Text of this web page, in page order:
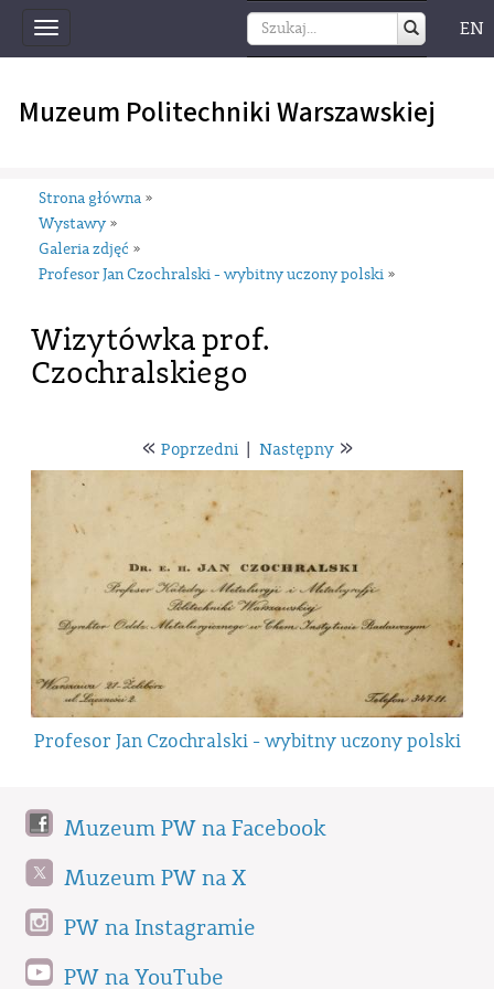
Toggle
navigation
EN
Muzeum Politechniki Warszawskiej
Strona główna »
Wystawy »
Galeria zdjęć »
Profesor Jan Czochralski - wybitny uczony polski »
Wizytówka prof.
Czochralskiego
« Poprzedni Następny»
Profesor Jan Czochralski - wybitny uczony polski
Muzeum PW na Facebook
Muzeum PW na X
PW na Instagramie
PW na YouTube